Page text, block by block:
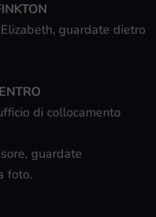
guardate dietro
di collocamento
guardate
foto.